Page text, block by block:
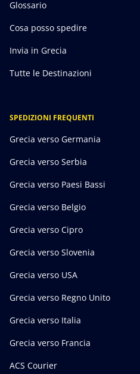
Glossario
Cosa posso spedire
Invia in Grecia
Tutte le Destinazioni
SPEDIZIONI FREQUENTI
Grecia verso Germania
Grecia verso Serbia
Grecia verso Paesi Bassi
Grecia verso Belgio
Grecia verso Cipro
Grecia verso Slovenia
Grecia verso USA
Grecia verso Regno Unito
Grecia verso Italia
Grecia verso Francia
ACS Courier